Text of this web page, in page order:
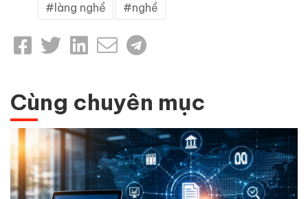
làng nghề nghề
Cùng chuyên mục